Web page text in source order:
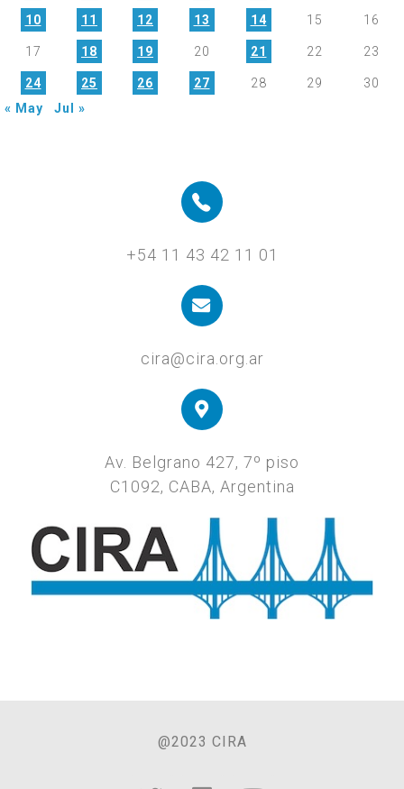
10 11 12 13 14 15 16
17 18 19 20 21 22 23
24 25 26 27 28 29
30
« May
Jul »
+54 11 43 42 11 01
cira@cira.org.ar
Av. Belgrano 427, 7º piso
C1092, CABA, Argentina
@2023 CIRA